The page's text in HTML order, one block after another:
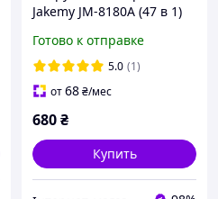
Jakemy JM-8180A (47 в 1)
Готово к отправке
5.0 (1)
от68₴/мес
680₴
Купить